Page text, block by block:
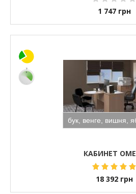
1 747 грн
КАБИНЕТ
18 392 грн